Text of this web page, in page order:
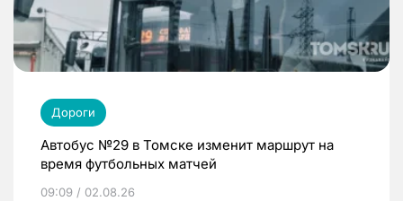
Дороги
Автобус №29 в Томске изменит маршрут на
время футбольных матчей
09:09 / 02.08.26